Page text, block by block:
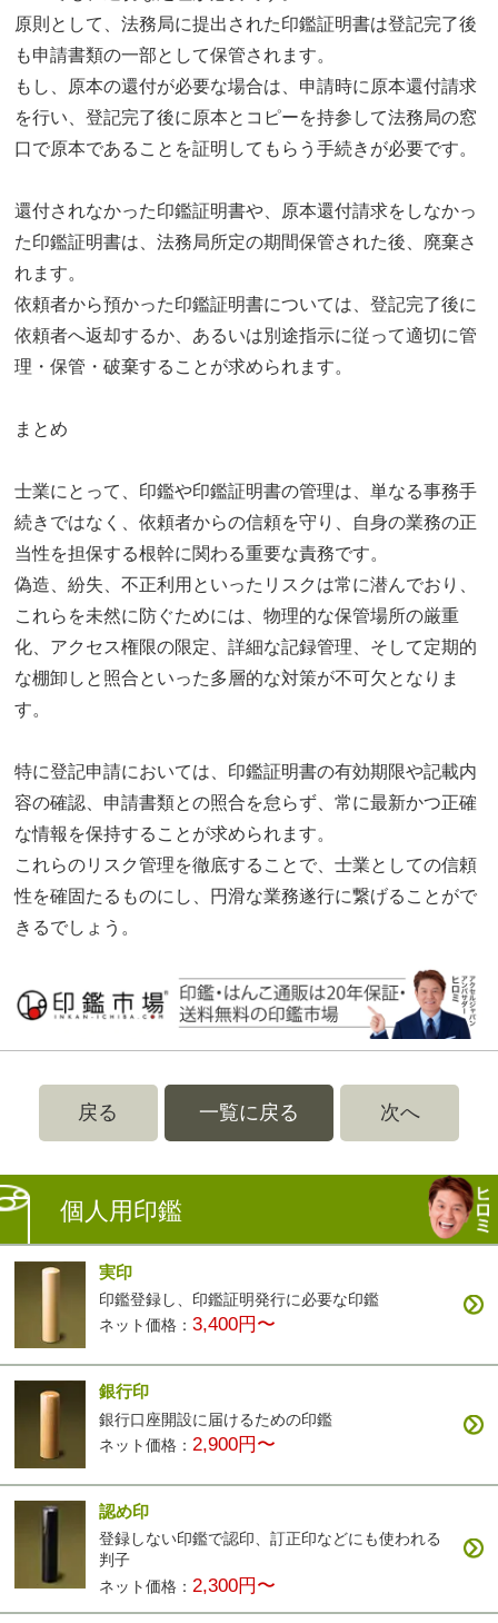
原則として、法務局に提出された印鑑証明書は登記完了後
も申請書類の一部として保管されます。
もし、原本の還付が必要な場合は、申請時に原本還付請求
を行い、登記完了後に原本とコピーを持参して法務局の窓
口で原本であることを証明してもらう手続きが必要です。
還付されなかった印鑑証明書や、原本還付請求をしなかっ
た印鑑証明書は、法務局所定の期間保管された後、廃棄さ
れます。
依頼者から預かった印鑑証明書については、登記完了後に
依頼者へ返却するか、あるいは別途指示に従って適切に管
理・保管・破棄することが求められます。
まとめ
士業にとって、印鑑や印鑑証明書の管理は、単なる事務手
続きではなく、依頼者からの信頼を守り、自身の業務の正
当性を担保する根幹に関わる重要な責務です。
偽造、紛失、不正利用といったリスクは常に潜んでおり、
これらを未然に防ぐためには、物理的な保管場所の厳重
化、アクセス権限の限定、詳細な記録管理、そして定期的
な棚卸しと照合といった多層的な対策が不可欠となりま
す。
特に登記申請においては、印鑑証明書の有効期限や記載内
容の確認、申請書類との照合を怠らず、常に最新かつ正確
な情報を保持することが求められます。
これらのリスク管理を徹底することで、士業としての信頼
性を確固たるものにし、円滑な業務遂行に繋げることがで
きるでしょう。
戻る 一覧に戻る 次へ
個人用印鑑
実印
印鑑登録し、印鑑証明発行に必要な印鑑
ネット価格：3,400円〜
銀行印
銀行口座開設に届けるための印鑑
ネット価格： 2,900円〜
認め印
登録しない印鑑で認印、訂正印などにも使われる
判子
ネット価格： 2,300円〜